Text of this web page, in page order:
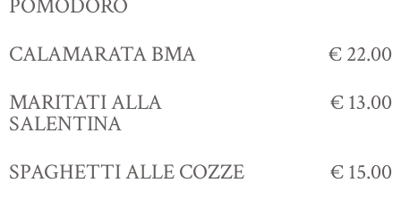
POMODORO
CALAMARATA BMA
€ 22.00
MARITATI ALLA
SALENTINA
€ 13.00
SPAGHETTI ALLE COZZE
€ 15.00